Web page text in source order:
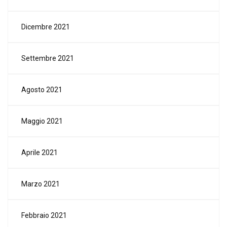
Dicembre 2021
Settembre 2021
Agosto 2021
Maggio 2021
Aprile 2021
Marzo 2021
Febbraio 2021